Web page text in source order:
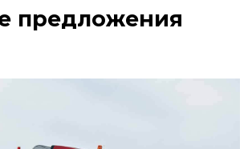
предложения